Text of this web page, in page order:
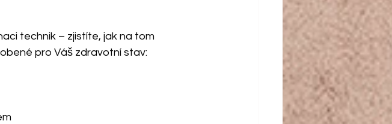
technik – zjistíte, jak na tom
pro Váš zdravotní stav: